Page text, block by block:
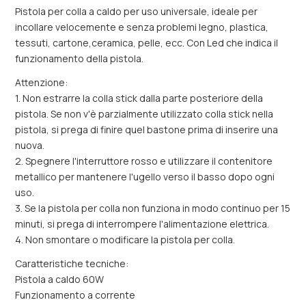
Pistola per colla a caldo per uso universale, ideale per
incollare velocemente e senza problemi legno, plastica,
tessuti, cartone,ceramica, pelle, ecc. Con Led che indica il
funzionamento della pistola.
Attenzione:
1. Non estrarre la colla stick dalla parte posteriore della
pistola. Se non v'è parzialmente utilizzato colla stick nella
pistola, si prega di finire quel bastone prima di inserire una
nuova.
2. Spegnere l'interruttore rosso e utilizzare il contenitore
metallico per mantenere l'ugello verso il basso dopo ogni
uso.
3. Se la pistola per colla non funziona in modo continuo per 15
minuti, si prega di interrompere l'alimentazione elettrica.
4. Non smontare o modificare la pistola per colla.
Caratteristiche tecniche:
Pistola a caldo 60W
Funzionamento a corrente